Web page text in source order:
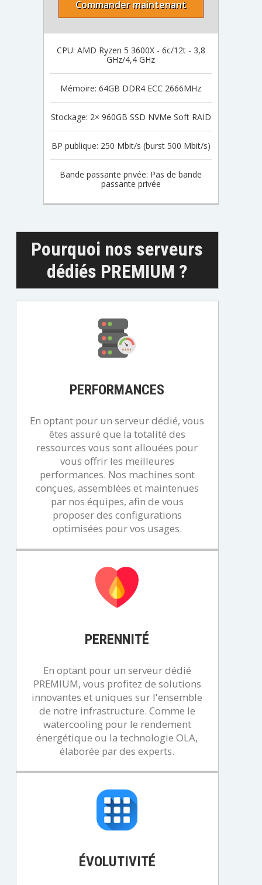
Commander maintenant
CPU: AMD Ryzen 5 3600X - 6c/12t - 3,8
GHz/4,4 GHz
Mémoire: 64GB DDR4 ECC 2666MHz
Stockage: 2× 960GB SSD NVMe Soft RAID
BP publique: 250 Mbit/s (burst 500 Mbit/s)
Bande passante privée: Pas de bande
passante privée
Pourquoi nos serveurs
dédiés PREMIUM ?
PERFORMANCES
En optant pour un serveur dédié, vous
êtes assuré que la totalité des
ressources vous sont allouées pour
vous offrir les meilleures
performances. Nos machines sont
conçues, assemblées et maintenues
par nos équipes, afin de vous
proposer des configurations
optimisées pour vos usages.
PERENNITÉ
En optant pour un serveur dédié
PREMIUM, vous profitez de solutions
innovantes et uniques sur l'ensemble
de notre infrastructure. Comme le
watercooling pour le rendement
énergétique ou la technologie OLA,
élaborée par des experts.
ÉVOLUTIVITÉ